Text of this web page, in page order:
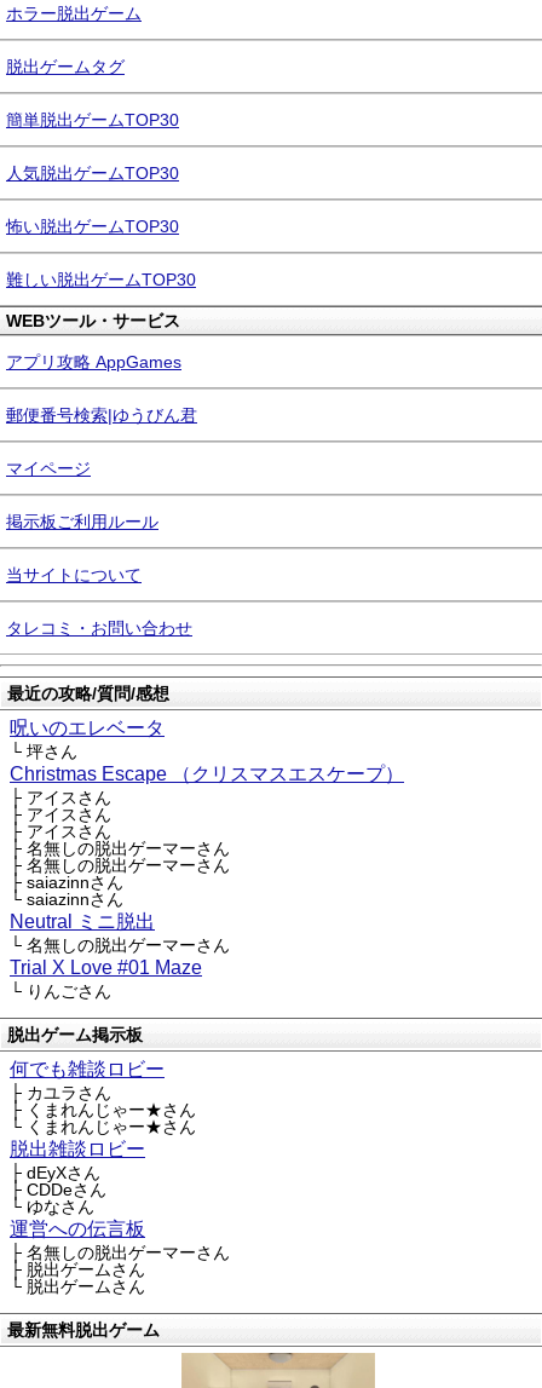
ホラー脱出ゲーム
脱出ゲームタグ
簡単脱出ゲームTOP30
人気脱出ゲームTOP30
怖い脱出ゲームTOP30
難しい脱出ゲームTOP30
WEBツール・サービス
アプリ攻略 AppGames
郵便番号検索|ゆうびん君
マイページ
掲示板ご利用ルール
当サイトについて
タレコミ・お問い合わせ
最近の攻略/質問/感想
呪いのエレベータ
└ 坪さん
Christmas Escape （クリスマスエスケープ）
├ アイスさん
├ アイスさん
├ アイスさん
├ 名無しの脱出ゲーマーさん
├ 名無しの脱出ゲーマーさん
├ saiazinnさん
└ saiazinnさん
Neutral ミニ脱出
└ 名無しの脱出ゲーマーさん
Trial X Love #01 Maze
└ りんごさん
脱出ゲーム掲示板
何でも雑談ロビー
├ カユラさん
├ くまれんじゃー★さん
└ くまれんじゃー★さん
脱出雑談ロビー
├ dEyXさん
├ CDDeさん
└ ゆなさん
運営への伝言板
├ 名無しの脱出ゲーマーさん
├ 脱出ゲームさん
└ 脱出ゲームさん
最新無料脱出ゲーム